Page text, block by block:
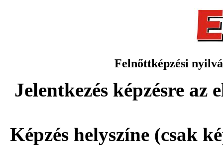
Felnőttképzési
Jelentkezés képzésre
Képzés helyszíne (csak